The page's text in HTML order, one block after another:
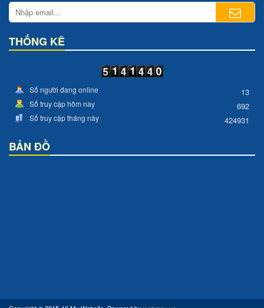
THỐNG KÊ
Số người đang online 13
Số truy cập hôm nay 692
Số truy cập tháng này 424931
BẢN ĐỒ